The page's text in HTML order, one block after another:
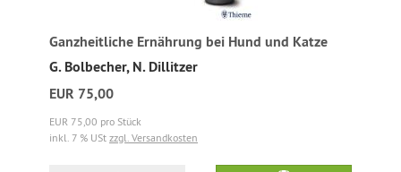
Ganzheitliche Ernährung bei Hund und Katze
G. Bolbecher, N. Dillitzer
EUR 75,00
EUR 75,00 pro Stück
inkl. 7 % USt zzgl. Versandkosten